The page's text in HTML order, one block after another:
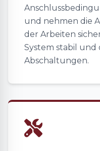
und nehmen die
der Arbeiten
System stabil
Abschaltungen.